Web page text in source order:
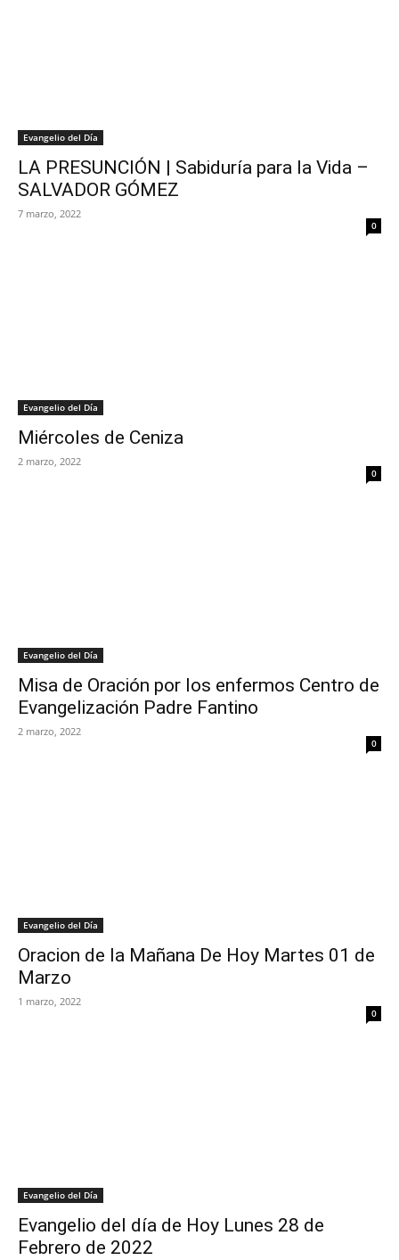
Evangelio del Día
LA PRESUNCIÓN | Sabiduría para la Vida –
SALVADOR GÓMEZ
7 marzo, 2022
0
Evangelio del Día
Miércoles de Ceniza
2 marzo, 2022
0
Evangelio del Día
Misa de Oración por los enfermos Centro de
Evangelización Padre Fantino
2 marzo, 2022
0
Evangelio del Día
Oracion de la Mañana De Hoy Martes 01 de
Marzo
1 marzo, 2022
0
Evangelio del Día
Evangelio del día de Hoy Lunes 28 de
Febrero de 2022